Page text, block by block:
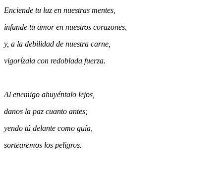
Enciende tu luz en nuestras mentes,
infunde tu amor en nuestros corazones,
y, a la debilidad de nuestra carne,
vigorízala con redoblada fuerza.
Al enemigo ahuyéntalo lejos,
danos la paz cuanto antes;
yendo tú delante como guía,
sortearemos los peligros.